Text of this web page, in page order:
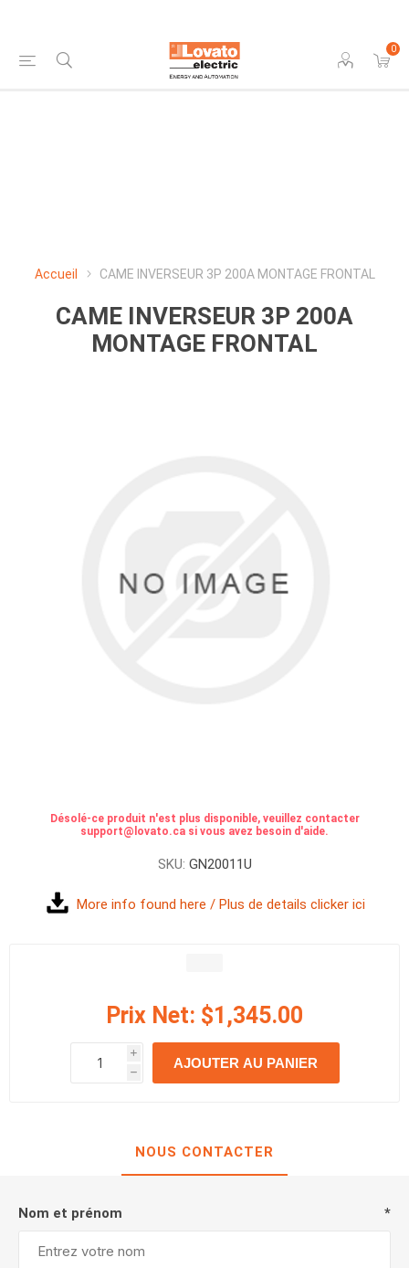
0
Accueil CAME INVERSEUR 3P 200A MONTAGE FRONTAL
CAME INVERSEUR 3P 200A
MONTAGE FRONTAL
Désolé-ce produit n'est plus disponible, veuillez contacter
support@lovato.ca si vous avez besoin d'aide.
SKU: GN20011U
More info found here / Plus de details clicker ici
Prix Net: $1,345.00
i
h
h
AJOUTER AU PANIER
NOUS CONTACTER
Nom et prénom *